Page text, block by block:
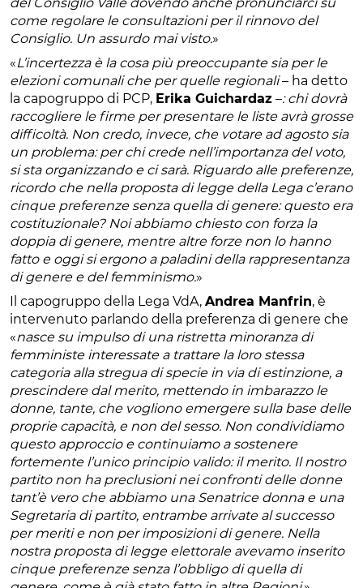
del Consiglio Valle dovendo anche pronunciarci su
come regolare le consultazioni per il rinnovo del
Consiglio. Un assurdo mai visto.»
«L’incertezza è la cosa più preoccupante sia per le
elezioni comunali che per quelle regionali– ha detto
la capogruppo di PCP, Erika Guichardaz –: chi dovrà
raccogliere le firme per presentare le liste avrà grosse
difficoltà. Non credo, invece, che votare ad agosto sia
un problema: per chi crede nell’importanza del voto,
si sta organizzando e ci sarà. Riguardo alle preferenze,
ricordo che nella proposta di legge della Lega c’erano
cinque preferenze senza quella di genere: questo era
costituzionale? Noi abbiamo chiesto con forza la
doppia di genere, mentre altre forze non lo hanno
fatto e oggi si ergono a paladini della rappresentanza
di genere e del femminismo.»
Il capogruppo della Lega VdA, Andrea Manfrin, è
intervenuto parlando della preferenza di genere che
«nasce su impulso di una ristretta minoranza di
femministe interessate a trattare la loro stessa
categoria alla stregua di specie in via di estinzione, a
prescindere dal merito, mettendo in imbarazzo le
donne, tante, che vogliono emergere sulla base delle
proprie capacità, e non del sesso. Non condividiamo
questo approccio e continuiamo a sostenere
fortemente l’unico principio valido: il merito. Il nostro
partito non ha preclusioni nei confronti delle donne
tant’è vero che abbiamo una Senatrice donna e una
Segretaria di partito, entrambe arrivate al successo
per meriti e non per imposizioni di genere. Nella
nostra proposta di legge elettorale avevamo inserito
cinque preferenze senza l’obbligo di quella di